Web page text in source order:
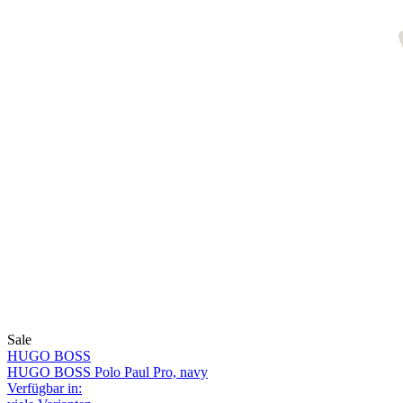
Sale
HUGO BOSS
HUGO BOSS Polo Paul Pro, navy
Verfügbar in: